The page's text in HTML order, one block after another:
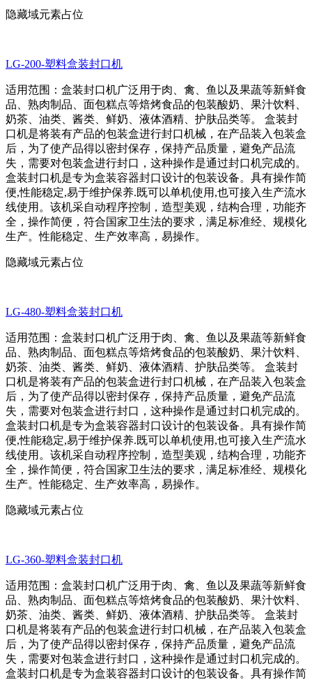
隐藏域元素占位
LG-200-塑料盒装封口机
适用范围：盒装封口机广泛用于肉、禽、鱼以及果蔬等新鲜食
品、熟肉制品、面包糕点等焙烤食品的包装酸奶、果汁饮料、
奶茶、油类、酱类、鲜奶、液体酒精、护肤品类等。 盒装封
口机是将装有产品的包装盒进行封口机械，在产品装入包装盒
后，为了使产品得以密封保存，保持产品质量，避免产品流
失，需要对包装盒进行封口，这种操作是通过封口机完成的。
盒装封口机是专为盒装容器封口设计的包装设备。具有操作简
便,性能稳定,易于维护保养.既可以单机使用,也可接入生产流水
线使用。该机采自动程序控制，造型美观，结构合理，功能齐
全，操作简便，符合国家卫生法的要求，满足标准经、规模化
生产。性能稳定、生产效率高，易操作。
隐藏域元素占位
LG-480-塑料盒装封口机
适用范围：盒装封口机广泛用于肉、禽、鱼以及果蔬等新鲜食
品、熟肉制品、面包糕点等焙烤食品的包装酸奶、果汁饮料、
奶茶、油类、酱类、鲜奶、液体酒精、护肤品类等。 盒装封
口机是将装有产品的包装盒进行封口机械，在产品装入包装盒
后，为了使产品得以密封保存，保持产品质量，避免产品流
失，需要对包装盒进行封口，这种操作是通过封口机完成的。
盒装封口机是专为盒装容器封口设计的包装设备。具有操作简
便,性能稳定,易于维护保养.既可以单机使用,也可接入生产流水
线使用。该机采自动程序控制，造型美观，结构合理，功能齐
全，操作简便，符合国家卫生法的要求，满足标准经、规模化
生产。性能稳定、生产效率高，易操作。
隐藏域元素占位
LG-360-塑料盒装封口机
适用范围：盒装封口机广泛用于肉、禽、鱼以及果蔬等新鲜食
品、熟肉制品、面包糕点等焙烤食品的包装酸奶、果汁饮料、
奶茶、油类、酱类、鲜奶、液体酒精、护肤品类等。 盒装封
口机是将装有产品的包装盒进行封口机械，在产品装入包装盒
后，为了使产品得以密封保存，保持产品质量，避免产品流
失，需要对包装盒进行封口，这种操作是通过封口机完成的。
盒装封口机是专为盒装容器封口设计的包装设备。具有操作简